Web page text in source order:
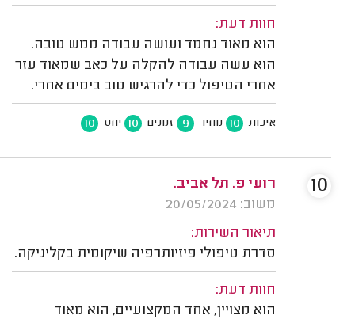
חוות דעת:
הוא מאוד נחמד ועושה עבודה ממש טובה.
הוא עשה עבודה להקלה על כאב שמאוד עזר
אחרי הטיפול כדי להרגיש טוב בימים אחרי.
איכות 10 מחיר 9 זמנים 10 יחס 10
רועי פ. תל אביב.
משוב: 20/05/2024
תיאור השירות:
סדרת טיפולי פיזיותרפיה שיקומית בקליניקה.
חוות דעת:
הוא מצויין, אחד המקצועיים, הוא מאוד
10